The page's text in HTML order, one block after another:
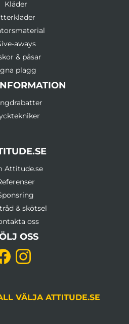
Kläder
aways
& påsar
plagg
Attitude.se
& skötsel
oss
OSS
VÄLJA ATTITUDE.SE